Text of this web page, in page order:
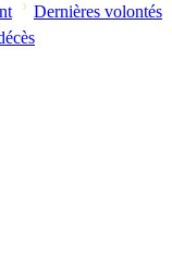
Dernières volontés